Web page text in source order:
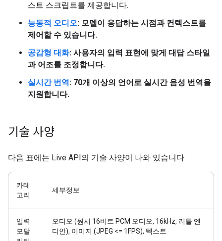
스트 스크립트를 제공합니다.
능동적 오디오: 모델이 응답하는 시점과 컨텍스트를
제어할 수 있습니다.
공감형 대화: 사용자의 입력 표현에 맞게 대답 스타일
과 어조를 조정합니다.
실시간 번역: 70개 이상의 언어로 실시간 음성 번역을
지원합니다.
기술 사양
다음 표에는 Live API의 기술 사양이 나와 있습니다.
카테
고리
세부정보
입력
모달
오디오 (원시 16비트 PCM 오디오, 16kHz, 리틀 엔
디안), 이미지 (JPEG <= 1FPS), 텍스트